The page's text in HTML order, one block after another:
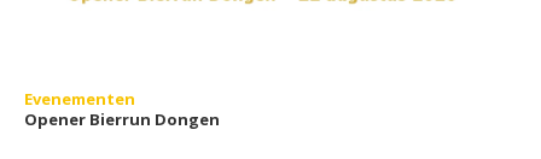
Evenementen
Opener Bierrun Dongen